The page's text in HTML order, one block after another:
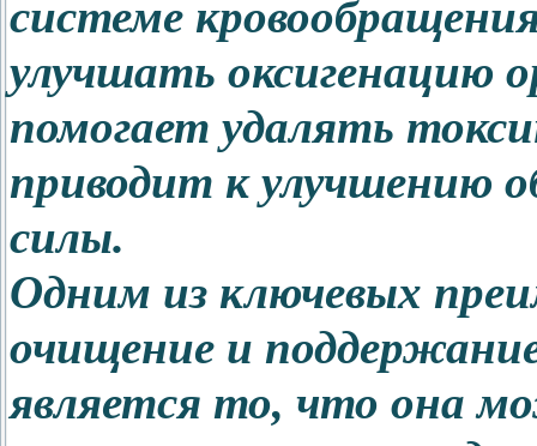
системе
улучшать оксигенацию
помогает удалять
приводит к улучшению
силы.
Одним из ключевых
очищение и
является то, что она